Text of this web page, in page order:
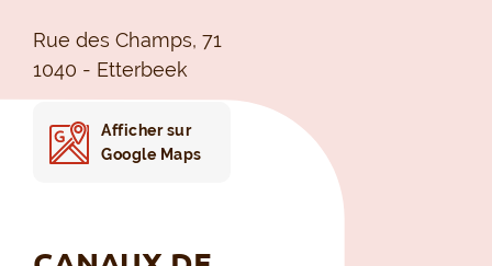
Rue des Champs, 71
1040 - Etterbeek
Afficher sur
Google Maps